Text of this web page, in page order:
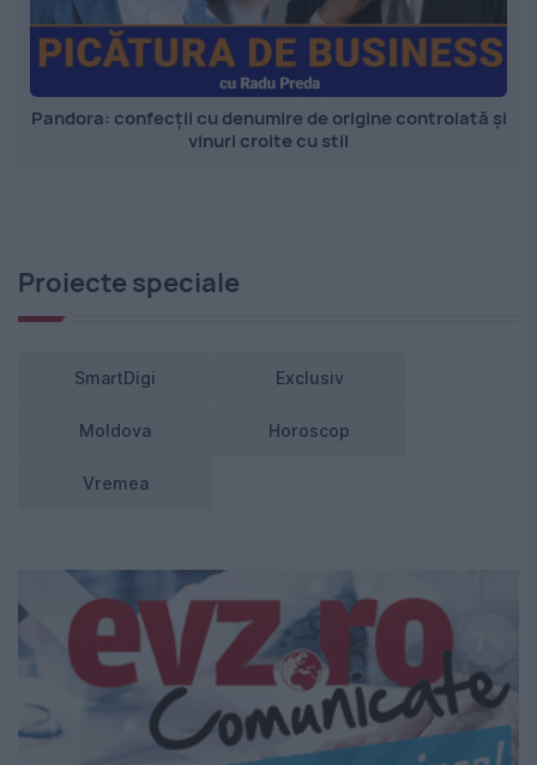
Pandora: confecții cu denumire de origine controlată și
vinuri croite cu stil
Proiecte speciale
SmartDigi Exclusiv
Moldova Horoscop
Vremea